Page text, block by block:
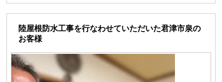
陸屋根防水工事を行なわせていただいた君津市泉の
お客様